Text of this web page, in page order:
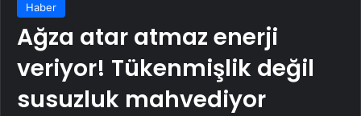
Haber
Ağza atar atmaz enerji
veriyor! Tükenmişlik değil
susuzluk mahvediyor